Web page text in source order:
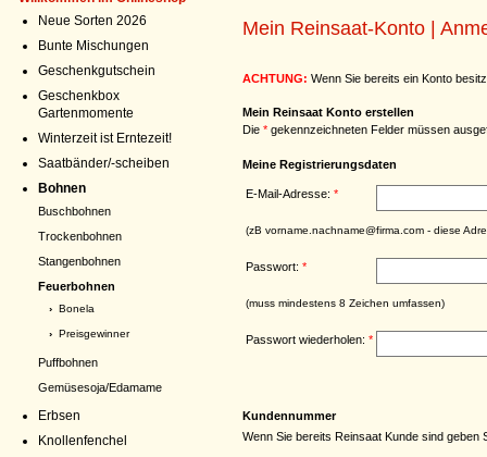
Neue Sorten 2026
Bunte Mischungen
Geschenkgutschein
Geschenkbox
Gartenmomente
Winterzeit ist Erntezeit!
Saatbänder/-scheiben
Bohnen
Buschbohnen
Trockenbohnen
Stangenbohnen
Feuerbohnen
› Bonela
› Preisgewinner
Puffbohnen
Gemüsesoja/Edamame
Erbsen
Knollenfenchel
Mein Reinsaat-Konto |
ACHTUNG: Wenn Sie bereits ein Konto
Mein Reinsaat Konto erstellen
Die * gekennzeichneten Felder müssen
Meine Registrierungsdaten
E-Mail-Adresse: *
(zB vorname.nachname@firma.com - diese
Passwort: *
(muss mindestens 8 Zeichen umfassen)
Passwort wiederholen: *
Kundennummer
Wenn Sie bereits Reinsaat Kunde sind geben